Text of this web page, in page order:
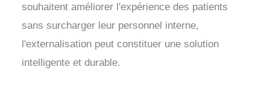
souhaitent améliorer l'expérience des patients
sans surcharger leur personnel interne,
l'externalisation peut constituer une solution
intelligente et durable.